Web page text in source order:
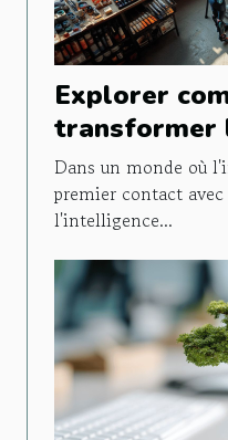
Explorer
transformer
contenu
Dans un monde où
premier contact
l'intelligence...